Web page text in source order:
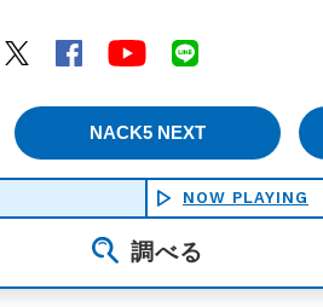
Twitter
Facebook YouTube
NACK5 NEXT
NOW PLAYING
調べる